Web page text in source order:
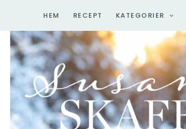
innehåll
HEM RECEPT KATEGORIER